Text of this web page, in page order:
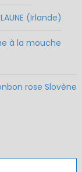
(Irlande)
à la mouche
rose Slovène